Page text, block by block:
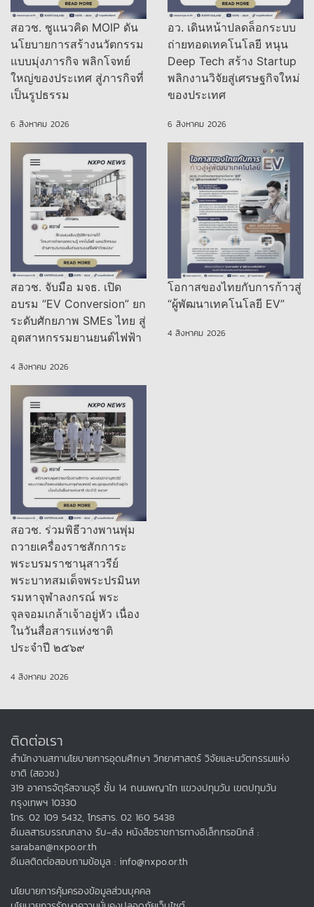
สอวช. ชูแนวคิด MOIP ดัน
นโยบายการสร้างนวัตกรรม
แบบมุ่งภารกิจ พลิกโจทย์
ใหญ่ของประเทศ สู่ภารกิจที่
เป็นรูปธรรม
6 สิงหาคม 2026
อว. เดินหน้าปลดล็อกระบบ
ถ่ายทอดเทคโนโลยี หนุน
Deep Tech สร้าง Startup
พลิกงานวิจัยสู่เศรษฐกิจใหม่
ของประเทศ
6 สิงหาคม 2026
สอวช. จับมือ มจธ. เปิด
อบรม “EV Conversion” ยก
ระดับศักยภาพ SMEs ไทย สู่
อุตสาหกรรมยานยนต์ไฟฟ้า
4 สิงหาคม 2026
โอกาสของไทยกับการก้าวสู่
“ผู้พัฒนาเทคโนโลยี EV”
4 สิงหาคม 2026
สอวช. ร่วมพิธีวางพานพุ่ม
ถวายเครื่องราชสักการะ
พระบรมราชานุสาวรีย์
พระบาทสมเด็จพระปรมินท
รมหาจุฬาลงกรณ์ พระ
จุลจอมเกล้าเจ้าอยู่หัว เนื่อง
ในวันสื่อสารแห่งชาติ
ประจำปี ๒๕๖๙
4 สิงหาคม 2026
ติดต่อเรา
สำนักงานสภานโยบายการอุดมศึกษา วิทยาศาสตร์ วิจัยและนวัตกรรมแห่ง
ชาติ (สอวช.)
319 อาคารจัตุรัสจามจุรี ชั้น 14 ถนนพญาไท แขวงปทุมวัน เขตปทุมวัน
กรุงเทพฯ 10330
โทร. 02 109 5432, โทรสาร. 02 160 5438
อีเมลสารบรรณกลาง รับ-ส่ง หนังสือราชการทางอิเล็กทรอนิกส์ :
saraban@nxpo.or.th
อีเมลติดต่อสอบถามข้อมูล : info@nxpo.or.th
นโยบายการคุ้มครองข้อมูลส่วนบุคคล